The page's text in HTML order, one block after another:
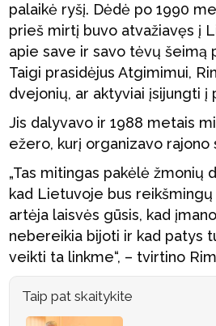
palaikė ryšį. Dėdė po 1990
prieš mirtį buvo atvažiavęs į
apie save ir savo tėvų šeimą
Taigi prasidėjus Atgimimui,
dvejonių, ar aktyviai įsijungti į
Jis dalyvavo ir 1988 metais
ežero, kurį organizavo rajono
„Tas mitingas pakėlė žmonių
kad Lietuvoje bus reikšmingų
artėja laisvės gūsis, kad
nebereikia bijoti ir kad patys
veikti ta linkme“, – tvirtino
Taip pat skaitykite